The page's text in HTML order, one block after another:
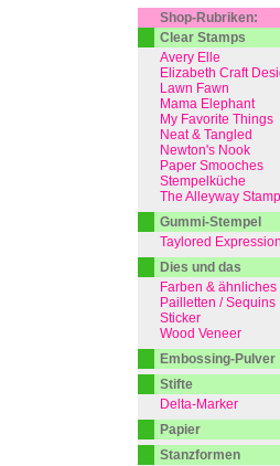
Shop-Rubriken:
Clear Stamps
Avery Elle
Elizabeth Craft
Lawn Fawn
Mama Elephant
My Favorite Things
Neat & Tangled
Newton's Nook
Paper Smooches
Stempelküche
The Alleyway
Gummi-Stempel
Taylored
Dies und das
Farben & ähnliches
Pailletten / Sequins
Sticker
Wood Veneer
Embossing-Pulver
Stifte
Delta-Marker
Papier
Stanzformen